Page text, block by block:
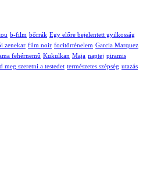
b-film bőrrák Egy előre bejelentett gyilkosság
zenekar film noir focitörténelem Garcia Marquez
fehérnemű Kukulkan Maja naptej piramis
meg szeretni a testedet természetes szépség utazás